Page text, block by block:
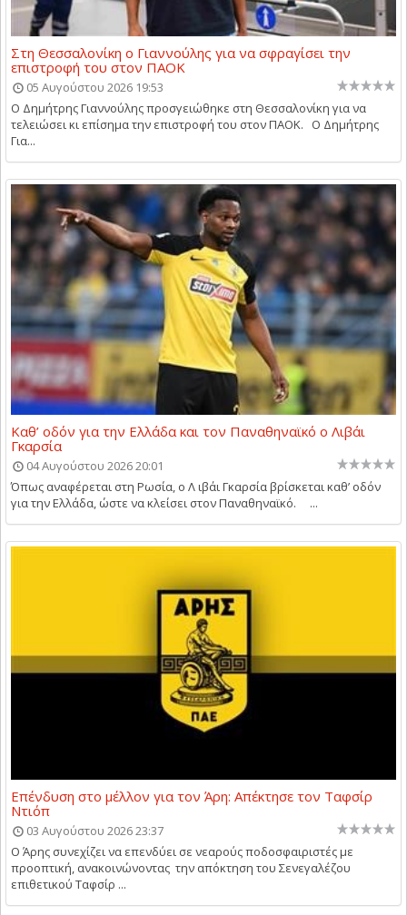
Στη Θεσσαλονίκη ο Γιαννούλης για να σφραγίσει την
επιστροφή του στον ΠΑΟΚ
05 Αυγούστου 2026 19:53
Ο Δημήτρης Γιαννούλης προσγειώθηκε στη Θεσσαλονίκη για να
τελειώσει κι επίσημα την επιστροφή του στον ΠΑΟΚ. Ο Δημήτρης
Για...
Καθ’ οδόν για την Ελλάδα και τον Παναθηναϊκό ο Λιβάι
Γκαρσία
04 Αυγούστου 2026 20:01
Όπως αναφέρεται στη Ρωσία, ο Λ ιβάι Γκαρσία βρίσκεται καθ’ οδόν
για την Ελλάδα, ώστε να κλείσει στον Παναθηναϊκό. ...
Επένδυση στο μέλλον για τον Άρη: Απέκτησε τον Ταφσίρ
Ντιόπ
03 Αυγούστου 2026 23:37
Ο Άρης συνεχίζει να επενδύει σε νεαρούς ποδοσφαιριστές με
προοπτική, ανακοινώνοντας την απόκτηση του Σενεγαλέζου
επιθετικού Ταφσίρ ...